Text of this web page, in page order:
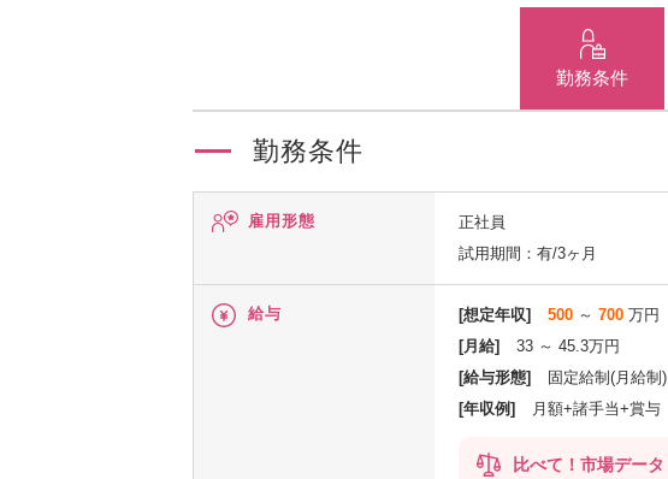
勤務条件
勤務条件
雇用形態
正社員
試用期間：有/3ヶ月
給与 [想定年収] 500 ～ 700 万円
[月給]
33 ～ 45.3万円
[給与形態]
固定給制(月給制)
[年収例]
月額+諸手当+賞与
比べて！市場データ